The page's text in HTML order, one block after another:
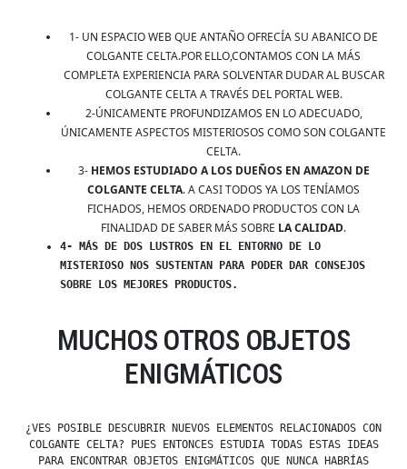
1- UN ESPACIO WEB QUE ANTAÑO OFRECÍA SU ABANICO DE
COLGANTE CELTA.POR ELLO,CONTAMOS CON LA MÁS
COMPLETA EXPERIENCIA PARA SOLVENTAR DUDAR AL BUSCAR
COLGANTE CELTA A TRAVÉS DEL PORTAL WEB.
2-ÚNICAMENTE PROFUNDIZAMOS EN LO ADECUADO,
ÚNICAMENTE ASPECTOS MISTERIOSOS COMO SON COLGANTE
CELTA.
3- HEMOS ESTUDIADO A LOS DUEÑOS EN AMAZON DE
COLGANTE CELTA. A CASI TODOS YA LOS TENÍAMOS
FICHADOS, HEMOS ORDENADO PRODUCTOS CON LA
FINALIDAD DE SABER MÁS SOBRE LA CALIDAD.
4- MÁS DE DOS LUSTROS EN EL ENTORNO DE LO
MISTERIOSO NOS SUSTENTAN PARA PODER DAR CONSEJOS
SOBRE LOS MEJORES PRODUCTOS.
MUCHOS OTROS OBJETOS
ENIGMÁTICOS
¿VES POSIBLE DESCUBRIR NUEVOS ELEMENTOS RELACIONADOS CON
COLGANTE CELTA? PUES ENTONCES ESTUDIA TODAS ESTAS IDEAS
PARA ENCONTRAR OBJETOS ENIGMÁTICOS QUE NUNCA HABRÍAS